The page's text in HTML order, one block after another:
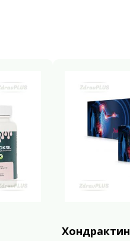
Хондрактин